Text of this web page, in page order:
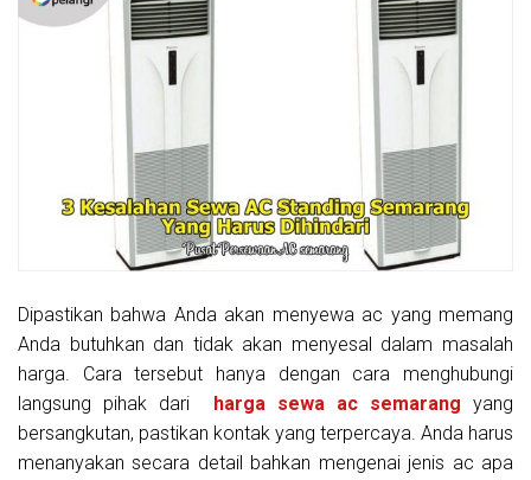
Dipastikan bahwa Anda akan menyewa ac yang memang
Anda butuhkan dan tidak akan menyesal dalam masalah
harga. Cara tersebut hanya dengan cara menghubungi
langsung pihak dari
harga sewa ac semarang yang
bersangkutan, pastikan kontak yang terpercaya. Anda harus
menanyakan secara detail bahkan mengenai jenis ac apa